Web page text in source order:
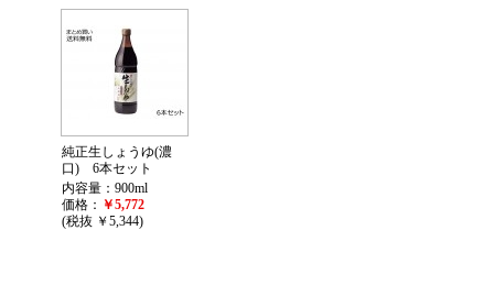
純正生しょうゆ(濃
口) 6本セット
内容量：900ml
価格： ￥5,772
(税抜 ￥5,344)